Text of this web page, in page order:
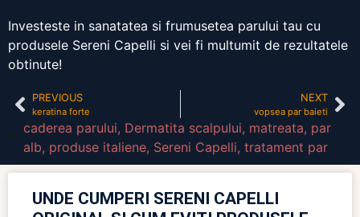
Investeste in sanatatea si frumusetea parului tau cu
produsele Sereni Capelli si vei fi multumit de rezultatele
obtinute!
PREVIOUS
keratina forte
NEXT
vopsea par baieti
caderea parului, Dermatita scalpului, matreata, par
alb, produse italiene, Sereni Capelli, tratament par
UNDE CUMPERI SERENI CAPELLI